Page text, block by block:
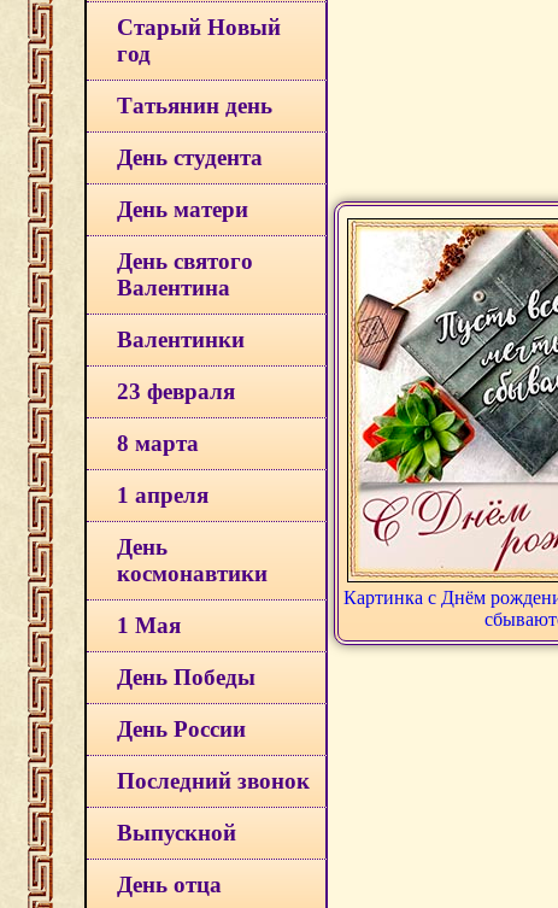
Старый Новый
год
Татьянин день
День студента
День матери
День святого
Валентина
Валентинки
23 февраля
8 марта
1 апреля
День
космонавтики
1 Мая
День Победы
День России
Последний звонок
Выпускной
День отца
Картинка с Днём